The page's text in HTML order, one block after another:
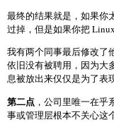
最终的结果就是，如果你
过掉，但是如果你把
我有两个同事最后修改了
依旧没有被聘用，因为大
息被放出来仅仅是为了表
第二点 ，公司里唯一在
事或管理层根本不关心这个